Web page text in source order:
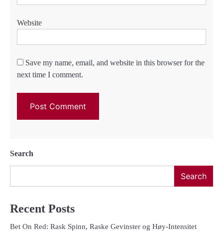
Website
Save my name, email, and website in this browser for the
next time I comment.
Search
Search
Recent Posts
Bet On Red: Rask Spinn, Raske Gevinster og Høy‑Intensitet